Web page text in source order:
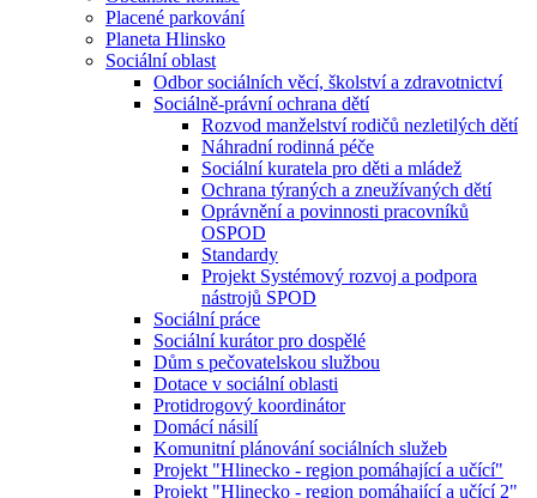
Placené parkování
Planeta Hlinsko
Sociální oblast
Odbor sociálních věcí, školství a zdravotnictví
Sociálně-právní ochrana dětí
Rozvod manželství rodičů nezletilých dětí
Náhradní rodinná péče
Sociální kuratela pro děti a mládež
Ochrana týraných a zneužívaných dětí
Oprávnění a povinnosti pracovníků
OSPOD
Standardy
Projekt Systémový rozvoj a podpora
nástrojů SPOD
Sociální práce
Sociální kurátor pro dospělé
Dům s pečovatelskou službou
Dotace v sociální oblasti
Protidrogový koordinátor
Domácí násilí
Komunitní plánování sociálních služeb
Projekt "Hlinecko - region pomáhající a učící"
Projekt "Hlinecko - region pomáhající a učící 2"